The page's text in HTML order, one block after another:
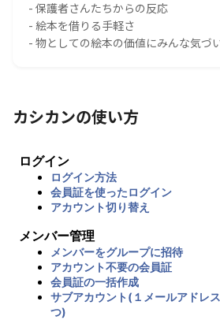
- 保護者さんたちからの反応
- 絵本を借りる手軽さ
- 物としての絵本の価値にみんな気づ
カシカンの使い方
ログイン
ログイン方法
会員証を使ったログイン
アカウント切り替え
メンバー管理
メンバーをグループに招待
アカウント不要の会員証
会員証の一括作成
サブアカウント(１メールアドレ
つ)